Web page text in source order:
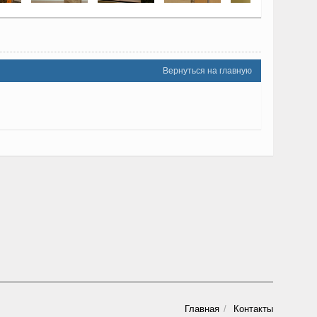
Вернуться на главную
Главная Контакты